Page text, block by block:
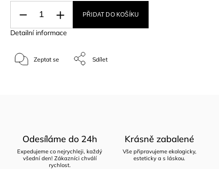
PŘIDAT DO KOŠÍKU
Detailní informace
Zeptat se Sdílet
Odesíláme do 24h
Expedujeme co nejrychleji, každý
všední den! Zákazníci chválí
rychlost.
Krásně zabalené
Vše připravujeme ekologicky,
esteticky a s láskou.